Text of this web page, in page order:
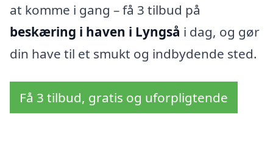
at komme i gang – få 3 tilbud på
beskæring i haven i Lyngså i dag, og gør
din have til et smukt og indbydende sted.
Få 3 tilbud, gratis og uforpligtende